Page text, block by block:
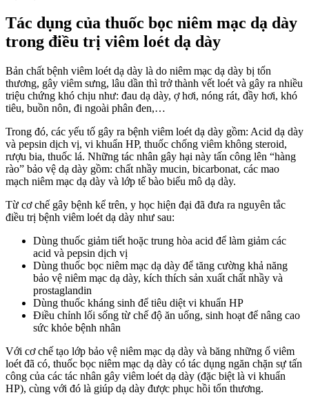
Tác dụng của thuốc bọc niêm mạc dạ dày
trong điều trị viêm loét dạ dày
Bản chất bệnh viêm loét dạ dày là do niêm mạc dạ dày bị tổn
thương, gây viêm sưng, lâu dần thì trở thành vết loét và gây ra nhiều
triệu chứng khó chịu như: đau dạ dày, ợ hơi, nóng rát, đầy hơi, khó
tiêu, buồn nôn, đi ngoài phân đen,…
Trong đó, các yếu tố gây ra bệnh viêm loét dạ dày gồm: Acid dạ dày
và pepsin dịch vị, vi khuẩn HP, thuốc chống viêm không steroid,
rượu bia, thuốc lá. Những tác nhân gây hại này tấn công lên “hàng
rào” bảo vệ dạ dày gồm: chất nhầy mucin, bicarbonat, các mao
mạch niêm mạc dạ dày và lớp tế bào biểu mô dạ dày.
Từ cơ chế gây bệnh kể trên, y học hiện đại đã đưa ra nguyên tắc
điều trị bệnh viêm loét dạ dày như sau:
Dùng thuốc giảm tiết hoặc trung hòa acid để làm giảm các
acid và pepsin dịch vị
Dùng thuốc bọc niêm mạc dạ dày để tăng cường khả năng
bảo vệ niêm mạc dạ dày, kích thích sản xuất chất nhầy và
prostaglandin
Dùng thuốc kháng sinh để tiêu diệt vi khuẩn HP
Điều chỉnh lối sống từ chế độ ăn uống, sinh hoạt để nâng cao
sức khỏe bệnh nhân
Với cơ chế tạo lớp bảo vệ niêm mạc dạ dày và băng những ổ viêm
loét đã có, thuốc bọc niêm mạc dạ dày có tác dụng ngăn chặn sự tấn
công của các tác nhân gây viêm loét dạ dày (đặc biệt là vi khuẩn
HP), cùng với đó là giúp dạ dày được phục hồi tổn thương.